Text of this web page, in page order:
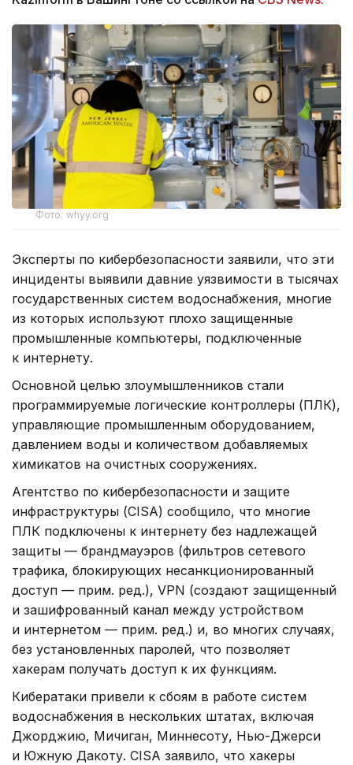
Фото: whyy.org
Эксперты по кибербезопасности заявили, что эти
инциденты выявили давние уязвимости в тысячах
государственных систем водоснабжения, многие
из которых используют плохо защищенные
промышленные компьютеры, подключенные
к интернету.
Основной целью злоумышленников стали
программируемые логические контроллеры (ПЛК),
управляющие промышленным оборудованием,
давлением воды и количеством добавляемых
химикатов на очистных сооружениях.
Агентство по кибербезопасности и защите
инфраструктуры (CISA) сообщило, что многие
ПЛК подключены к интернету без надлежащей
защиты — брандмауэров (фильтров сетевого
трафика, блокирующих несанкционированный
доступ — прим. ред.), VPN (создают защищенный
и зашифрованный канал между устройством
и интернетом — прим. ред.) и, во многих случаях,
без установленных паролей, что позволяет
хакерам получать доступ к их функциям.
Кибератаки привели к сбоям в работе систем
водоснабжения в нескольких штатах, включая
Джорджию, Мичиган, Миннесоту, Нью-Джерси
и Южную Дакоту. CISA заявило, что хакеры